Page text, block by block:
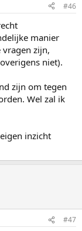
#46
manier
zijn,
niet).
zijn om tegen
Wel zal ik
inzicht
#47